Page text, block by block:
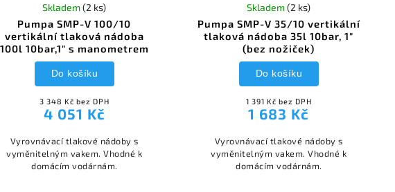
Pumpa SMP-V 100/10
vertikální tlaková nádoba
100l 10bar,1" s manometrem
Skladem(2 ks)
3 348 Kč bez DPH
4 051 Kč
Do košíku
Vyrovnávací tlakové nádoby s
vyměnitelným vakem. Vhodné k
domácím vodárnám.
Pumpa SMP-V 35/10 vertikální
tlaková nádoba 35l 10bar, 1"
(bez nožiček)
Skladem(2 ks)
1 391 Kč bez DPH
1 683 Kč
Do košíku
Vyrovnávací tlakové nádoby s
vyměnitelným vakem. Vhodné k
domácím vodárnám.